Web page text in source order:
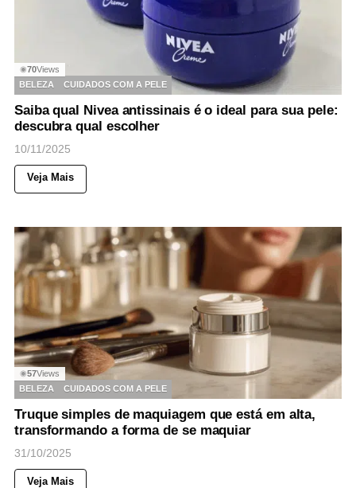
◉70Views
BELEZA
CUIDADOS COM A PELE
Saiba qual Nivea antissinais é o ideal para sua pele:
descubra qual escolher
10/11/2025
Veja Mais
◉57Views
BELEZA
CUIDADOS COM A PELE
Truque simples de maquiagem que está em alta,
transformando a forma de se maquiar
31/10/2025
Veja Mais